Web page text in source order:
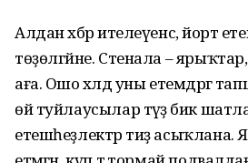
Алдан хәбәр ителеүенсә, йорт
төҙөлгәйне. Стенала –
аға. Ошо хәлдә уны етемдәргә
өй туйлаусылар тәүҙә бик
етешһеҙлектәр тиҙ асыҡлана.